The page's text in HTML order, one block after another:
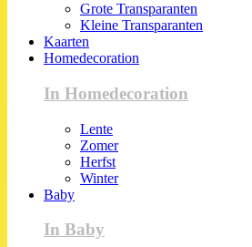
Grote Transparanten
Kleine Transparanten
Kaarten
Homedecoration
In Homedecoration
Lente
Zomer
Herfst
Winter
Baby
In Baby